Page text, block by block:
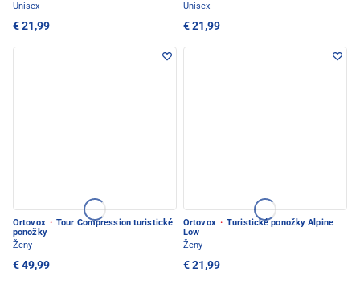
Unisex
€ 21,99
Unisex
€ 21,99
Ortovox · Tour Compression turistické
ponožky
Ženy
€ 49,99
Ortovox · Turistické ponožky Alpine
Low
Ženy
€ 21,99